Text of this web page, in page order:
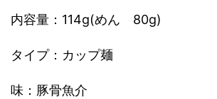
内容量：114g(めん 80g)
タイプ：カップ麺
味：豚骨魚介